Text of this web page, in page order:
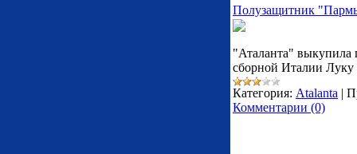
Полузащитник
"Аталанта"
сборной Италии
Категория: Atalanta |
Комментарии (0)